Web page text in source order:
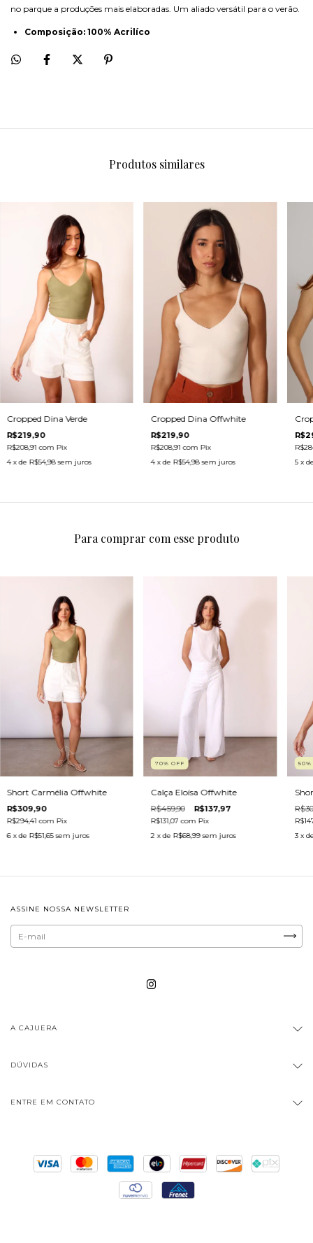
no parque a produções mais elaboradas. Um aliado versátil para o verão.
Composição: 100% Acrilíco
Produtos similares
Cropped Dina Verde
R$219,90
R$208,91com Pix
4 x de R$54,98 sem juros
Cropped Dina Offwhite
R$219,90
R$208,91com Pix
4 x de R$54,98 sem juros
5 x
Para comprar com esse produto
Short Carmélia Offwhite
R$309,90
R$294,41com Pix
6 x de R$51,65 sem juros
70% OFF
Calça Eloísa Offwhite
R$459,90 R$137,97
R$131,07com Pix
2 x de R$68,99 sem juros
50
3 x
ASSINE NOSSA NEWSLETTER
A CAJUERA
DÚVIDAS
ENTRE EM CONTATO